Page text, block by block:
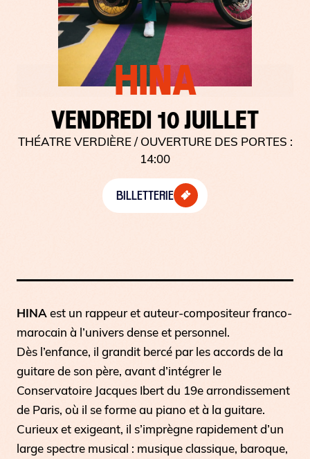
HINA
VENDREDI 10 JUILLET
THÉATRE VERDIÈRE/ OUVERTURE DES PORTES :
14:00
BILLETTERIE
HINA est un rappeur et auteur-compositeur franco-
marocain à l’univers dense et personnel.
Dès l’enfance, il grandit bercé par les accords de la
guitare de son père, avant d’intégrer le
Conservatoire Jacques Ibert du 19e arrondissement
de Paris, où il se forme au piano et à la guitare.
Curieux et exigeant, il s’imprègne rapidement d’un
large spectre musical : musique classique, baroque,